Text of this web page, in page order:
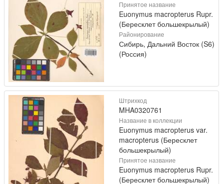
Принятое название
Euonymus macropterus Rupr.
(Бересклет большекрылый)
Районирование
Сибирь, Дальний Восток (S6)
(Россия)
Штрихкод
MHA0320761
Название в коллекции
Euonymus macropterus var.
macropterus (Бересклет
большекрылый)
Принятое название
Euonymus macropterus Rupr.
(Бересклет большекрылый)